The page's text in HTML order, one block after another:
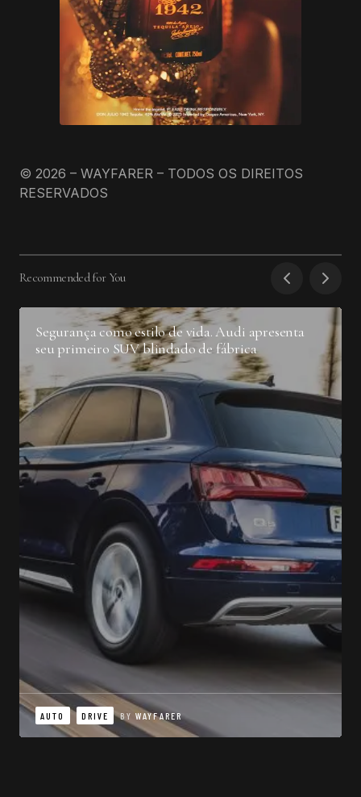
© 2026 – WAYFARER – TODOS OS DIREITOS
RESERVADOS
Recommended for You
Segurança como estilo de vida. Audi apresenta
seu primeiro SUV blindado de fábrica
AUTO DRIVE BY WAYFARER